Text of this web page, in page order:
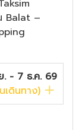
Balat –
. - 7 ธ.ค. 69
เดินทาง)